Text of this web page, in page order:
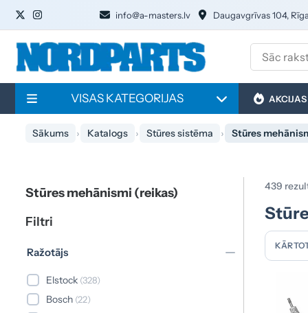
info@a-masters.lv Daugavgrīvas 104, Rīga
VISAS KATEGORIJAS AKCIJAS
Sākums Katalogs Stūres sistēma Stūres
Stūres mehānismi (reikas)
Filtri
Ražotājs
Elstock (328)
Bosch (22)
439